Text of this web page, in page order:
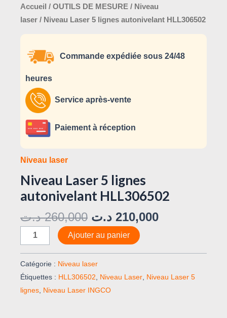
Accueil / OUTILS DE MESURE / Niveau
laser / Niveau Laser 5 lignes autonivelant HLL306502
Commande expédiée sous 24/48
heures
Service après-vente
Paiement à réception
Niveau laser
Niveau Laser 5 lignes
autonivelant HLL306502
260,000 د.ت 210,000 د.ت
Ajouter au panier
Catégorie : Niveau laser
Étiquettes : HLL306502, Niveau Laser, Niveau Laser 5
lignes, Niveau Laser INGCO